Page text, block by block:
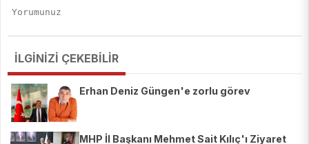
İLGİNİZİ ÇEKEBİLİR
Erhan Deniz Güngen'e zorlu görev
MHP İl Başkanı Mehmet Sait Kılıç'ı Ziyaret